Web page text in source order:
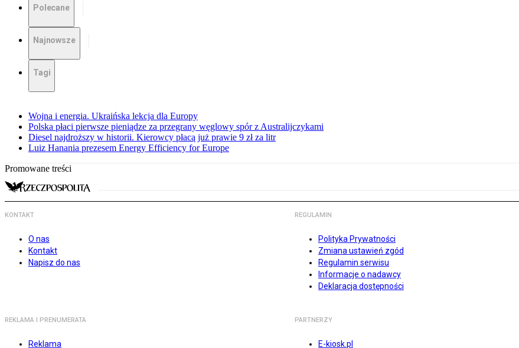
Polecane
Najnowsze
Tagi
Wojna i energia. Ukraińska lekcja dla Europy
Polska płaci pierwsze pieniądze za przegrany węglowy spór z Australijczykami
Diesel najdroższy w historii. Kierowcy płacą już prawie 9 zł za litr
Luiz Hanania prezesem Energy Efficiency for Europe
Promowane treści
KONTAKT
O nas
Kontakt
Napisz do nas
REGULAMIN
Polityka Prywatności
Zmiana ustawień zgód
Regulamin serwisu
Informacje o nadawcy
Deklaracja dostępności
REKLAMA I PRENUMERATA
Reklama
PARTNERZY
E-kiosk.pl